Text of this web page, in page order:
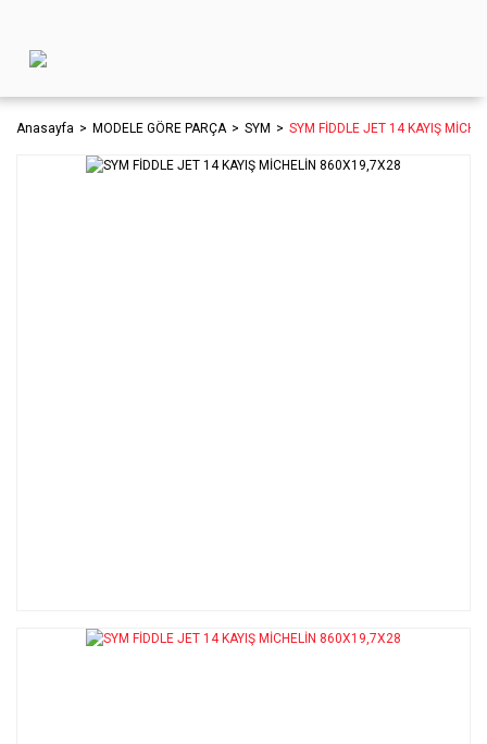
Anasayfa MODELE GÖRE PARÇA SYM SYM FİDDLE JET 14 KAYIŞ